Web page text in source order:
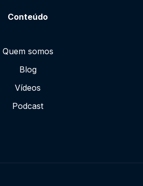
Conteúdo
Quem somos
Blog
Vídeos
Podcast